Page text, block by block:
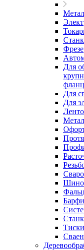
Для
Для
Для